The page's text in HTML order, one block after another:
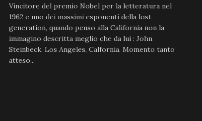
Vincitore del premio Nobel per la letteratura nel
1962 e uno dei massimi esponenti della lost
generation, quando penso alla California non la
immagino descritta meglio che da lui : John
Steinbeck. Los Angeles, Calfornia. Momento tanto
atteso...